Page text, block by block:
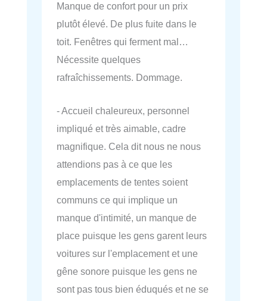
Manque de confort pour un prix
plutôt élevé. De plus fuite dans le
toit. Fenêtres qui ferment mal…
Nécessite quelques
rafraîchissements. Dommage.
- Accueil chaleureux, personnel
impliqué et très aimable, cadre
magnifique. Cela dit nous ne nous
attendions pas à ce que les
emplacements de tentes soient
communs ce qui implique un
manque d'intimité, un manque de
place puisque les gens garent leurs
voitures sur l'emplacement et une
gêne sonore puisque les gens ne
sont pas tous bien éduqués et ne se